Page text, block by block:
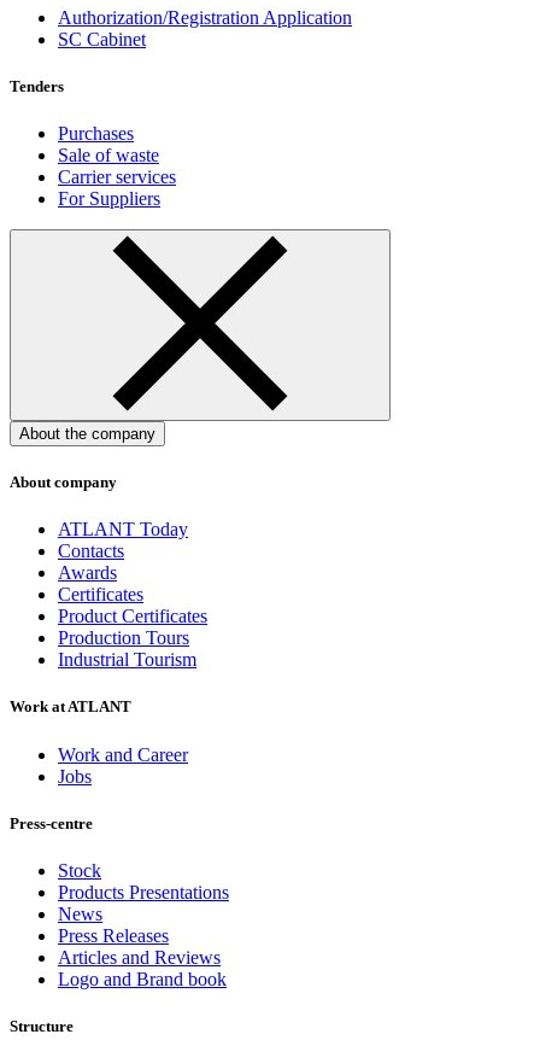
Authorization/Registration Application
SC Cabinet
Tenders
Purchases
Sale of waste
Carrier services
For Suppliers
About the company
About company
ATLANT Today
Contacts
Awards
Certificates
Product Certificates
Production Tours
Industrial Tourism
Work at ATLANT
Work and Career
Jobs
Press-centre
Stock
Products Presentations
News
Press Releases
Articles and Reviews
Logo and Brand book
Structure